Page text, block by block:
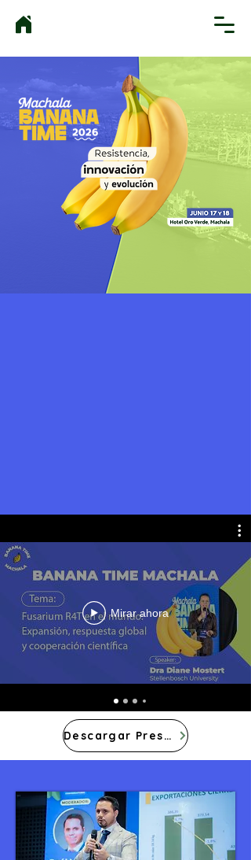
Mirar ahora
Descargar Presentaciones